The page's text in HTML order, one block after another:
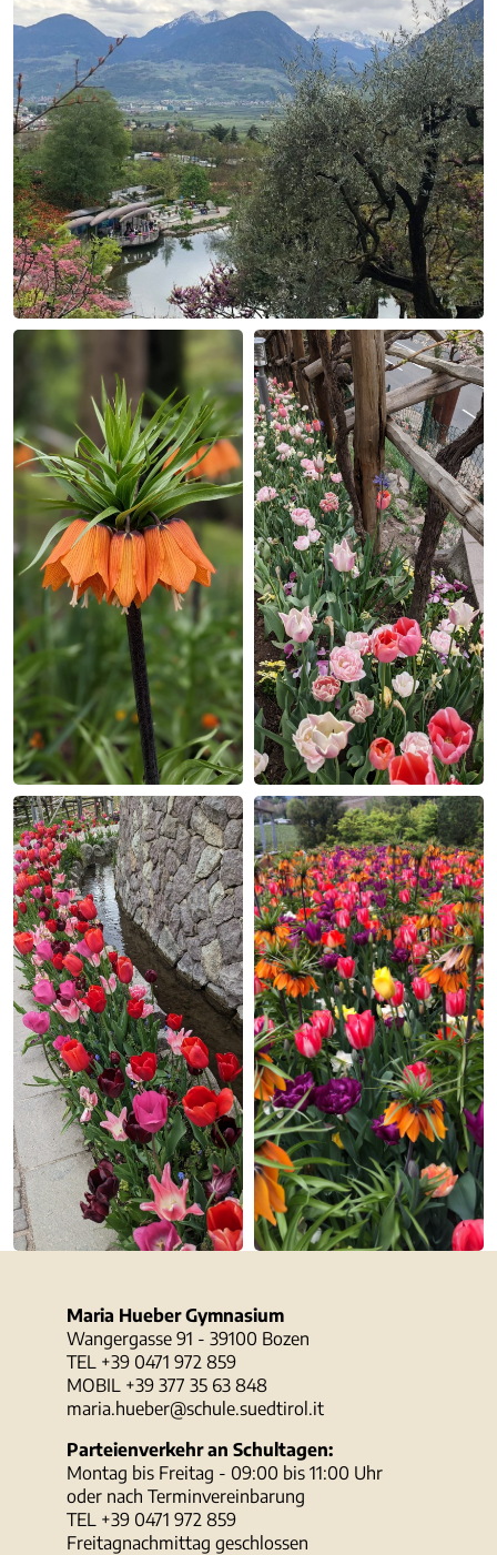
Maria Hueber Gymnasium
Wangergasse 91 - 39100 Bozen
TEL +39 0471 972 859
MOBIL +39 377 35 63 848
maria.hueber@schule.suedtirol.it
Parteienverkehr an Schultagen:
Montag bis Freitag - 09:00 bis 11:00 Uhr
oder nach Terminvereinbarung
TEL +39 0471 972 859
Freitagnachmittag geschlossen